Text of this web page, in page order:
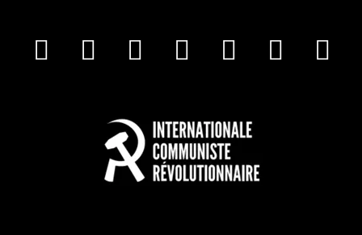
facebookInstagram
Youtube
Tik Tok